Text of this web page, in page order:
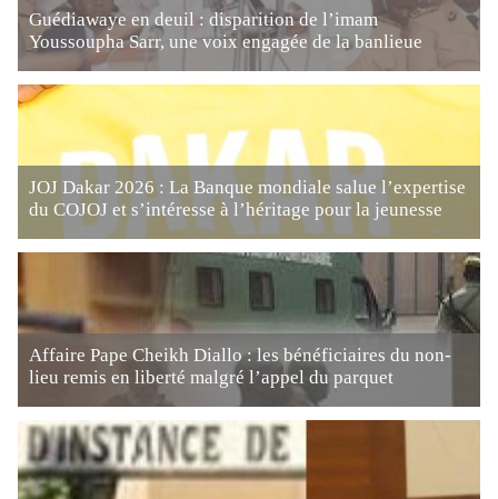
Guédiawaye en deuil : disparition de l’imam
Youssoupha Sarr, une voix engagée de la banlieue
JOJ Dakar 2026 : La Banque mondiale salue l’expertise
du COJOJ et s’intéresse à l’héritage pour la jeunesse
Affaire Pape Cheikh Diallo : les bénéficiaires du non-
lieu remis en liberté malgré l’appel du parquet